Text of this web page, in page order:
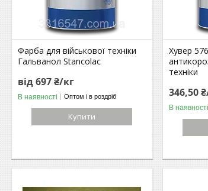
Фарба для військової техніки
Гальванол Stancolac
від 697 ₴/кг
В наявності Оптом і в роздріб
Купити
Хувер
техніки
346,50
В наявності